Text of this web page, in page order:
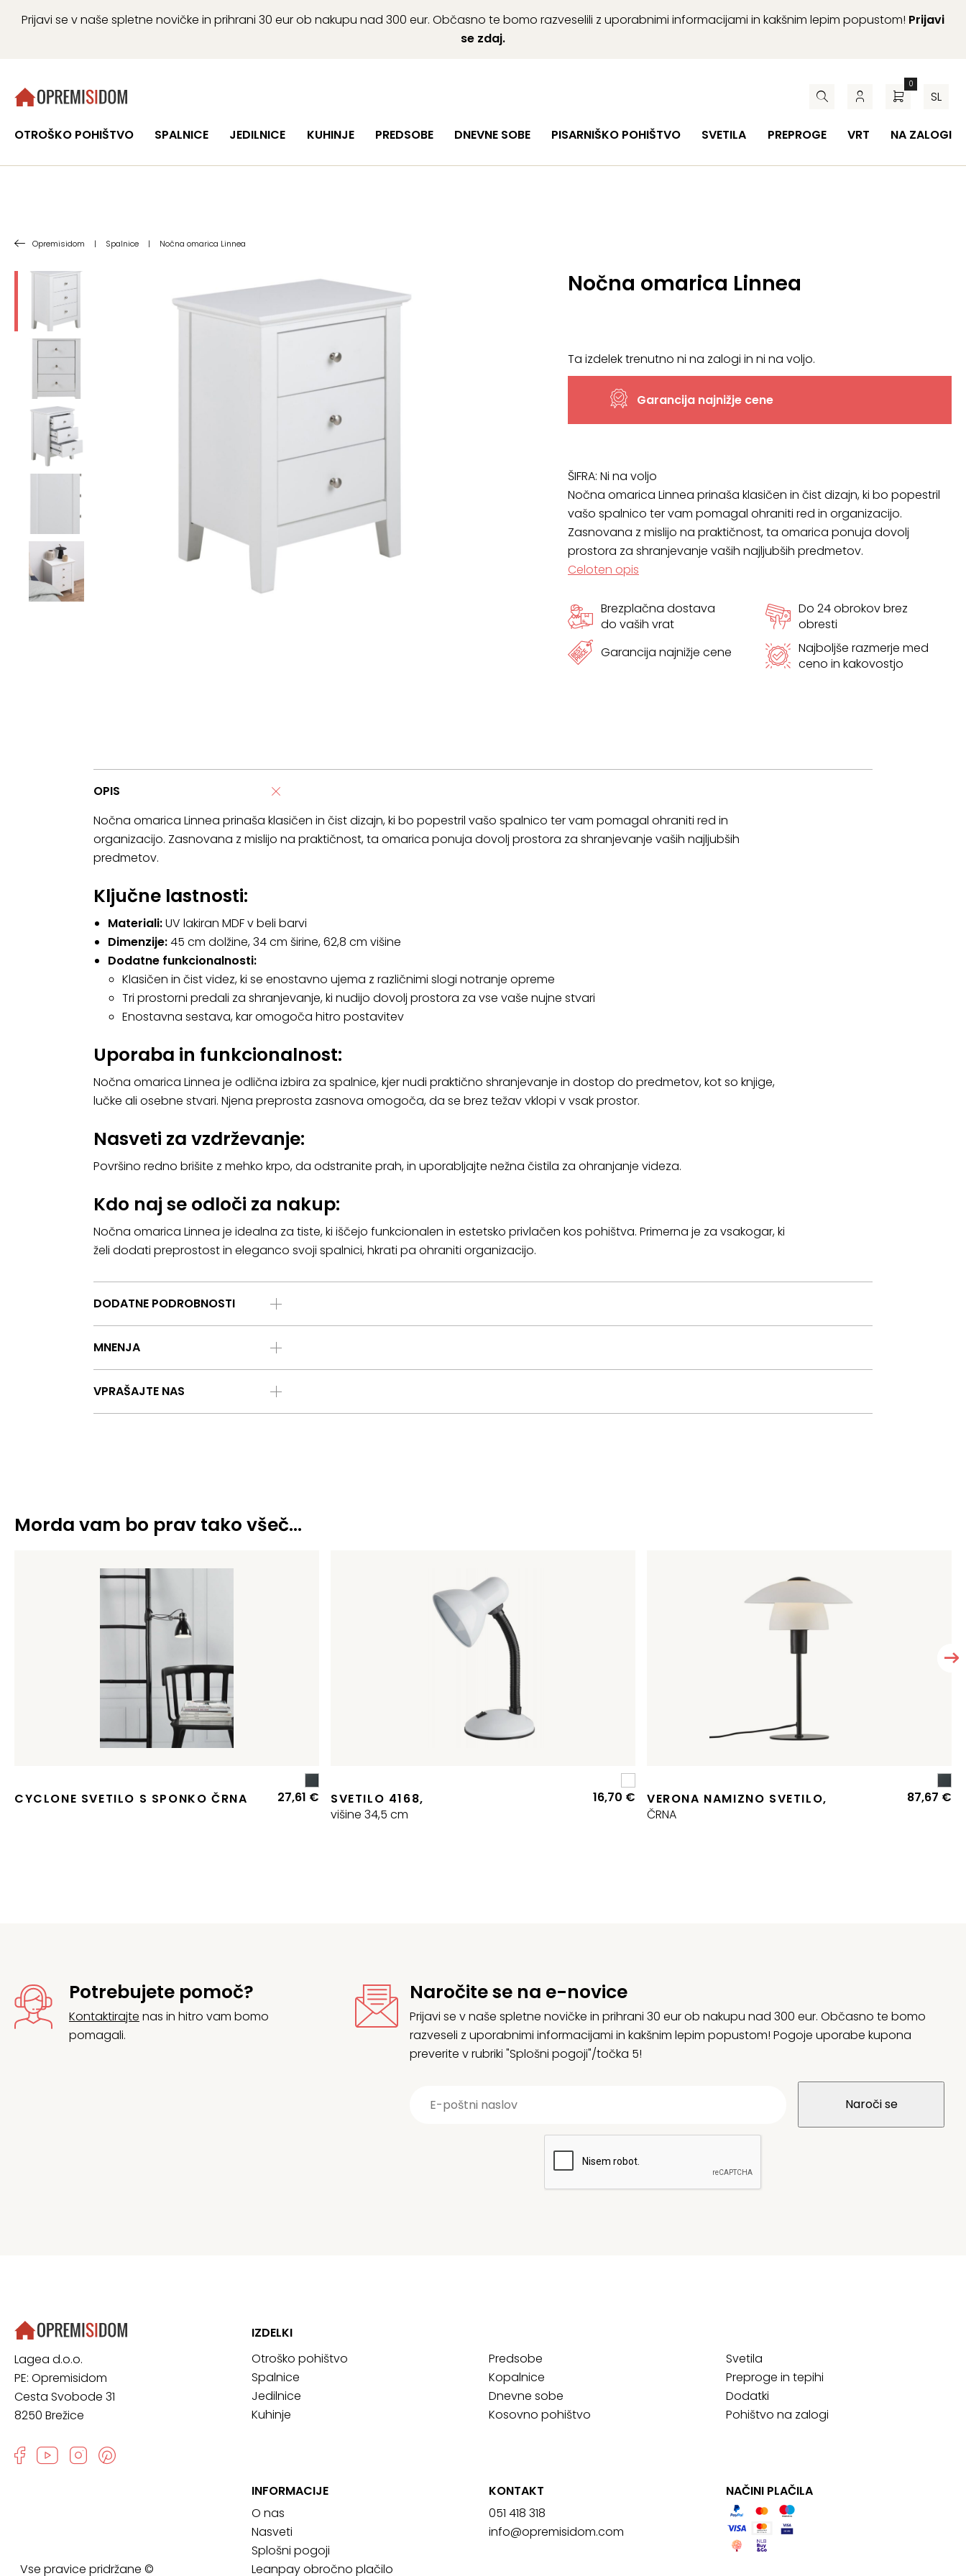
Prijavi se v naše spletne novičke in prihrani 30 eur ob nakupu nad 300 eur. Občasno te bomo razveselili z uporabnimi informacijami in kakšnim lepim popustom! Prijavi
se zdaj.
0
SL
OTROŠKO POHIŠTVO SPALNICE JEDILNICE KUHINJE PREDSOBE DNEVNE SOBE PISARNIŠKO POHIŠTVO SVETILA PREPROGE VRT NA ZALOGI
Opremisidom | Spalnice | Nočna omarica Linnea
Nočna omarica Linnea
Ta izdelek trenutno ni na zalogi in ni na voljo.
Garancija najnižje cene
ŠIFRA: Ni na voljo
Nočna omarica Linnea prinaša klasičen in čist dizajn, ki bo popestril
vašo spalnico ter vam pomagal ohraniti red in organizacijo.
Zasnovana z mislijo na praktičnost, ta omarica ponuja dovolj
prostora za shranjevanje vaših najljubših predmetov.
Celoten opis
Brezplačna dostava
do vaših vrat
Do 24 obrokov brez
obresti
Garancija najnižje cene
Najboljše razmerje med
ceno in kakovostjo
OPIS
Nočna omarica Linnea prinaša klasičen in čist dizajn, ki bo popestril vašo spalnico ter vam pomagal ohraniti red in
organizacijo. Zasnovana z mislijo na praktičnost, ta omarica ponuja dovolj prostora za shranjevanje vaših najljubših
predmetov.
Ključne lastnosti:
Materiali:UV lakiran MDF v beli barvi
Dimenzije:45 cm dolžine, 34 cm širine, 62,8 cm višine
Dodatne funkcionalnosti:
Klasičen in čist videz, ki se enostavno ujema z različnimi slogi notranje opreme
Tri prostorni predali za shranjevanje, ki nudijo dovolj prostora za vse vaše nujne stvari
Enostavna sestava, kar omogoča hitro postavitev
Uporaba in funkcionalnost:
Nočna omarica Linnea je odlična izbira za spalnice, kjer nudi praktično shranjevanje in dostop do predmetov, kot so knjige,
lučke ali osebne stvari. Njena preprosta zasnova omogoča, da se brez težav vklopi v vsak prostor.
Nasveti za vzdrževanje:
Površino redno brišite z mehko krpo, da odstranite prah, in uporabljajte nežna čistila za ohranjanje videza.
Kdo naj se odloči za nakup:
Nočna omarica Linnea je idealna za tiste, ki iščejo funkcionalen in estetsko privlačen kos pohištva. Primerna je za vsakogar, ki
želi dodati preprostost in eleganco svoji spalnici, hkrati pa ohraniti organizacijo.
DODATNE PODROBNOSTI
MNENJA
VPRAŠAJTE NAS
Morda vam bo prav tako všeč…
CYCLONE SVETILO S SPONKO ČRNA 27,61 €
SVETILO 4168,
višine 34,5 cm
16,70 €
VERONA NAMIZNO SVETILO,
ČRNA
87,67 €
Potrebujete pomoč?
Kontaktirajte nas in hitro vam bomo
pomagali.
Naročite se na e-novice
Prijavi se v naše spletne novičke in prihrani 30 eur ob nakupu nad 300 eur. Občasno te bomo
razveseli z uporabnimi informacijami in kakšnim lepim popustom! Pogoje uporabe kupona
preverite v rubriki "Splošni pogoji"/točka 5!
Lagea d.o.o.
PE: Opremisidom
Cesta Svobode 31
8250 Brežice
Vse pravice pridržane ©
IZDELKI
Otroško pohištvo
Spalnice
Jedilnice
Kuhinje
Predsobe
Kopalnice
Dnevne sobe
Kosovno pohištvo
Svetila
Preproge in tepihi
Dodatki
Pohištvo na zalogi
INFORMACIJE
O nas
Nasveti
Splošni pogoji
Leanpay obročno plačilo
KONTAKT
051 418 318
info@opremisidom.com
NAČINI PLAČILA